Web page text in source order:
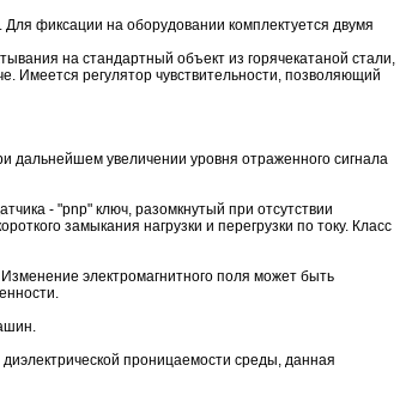
фиксации на оборудовании комплектуется двумя
на стандартный объект из горячекатаной стали,
Имеется регулятор чувствительности, позволяющий
дальнейшем увеличении уровня отраженного сигнала
- "pnp" ключ, разомкнутый при отсутствии
замыкания нагрузки и перегрузки по току. Класс
электромагнитного поля может быть
диэлектрической проницаемости среды, данная